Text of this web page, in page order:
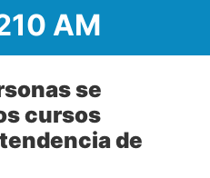
AM
se
cursos
de